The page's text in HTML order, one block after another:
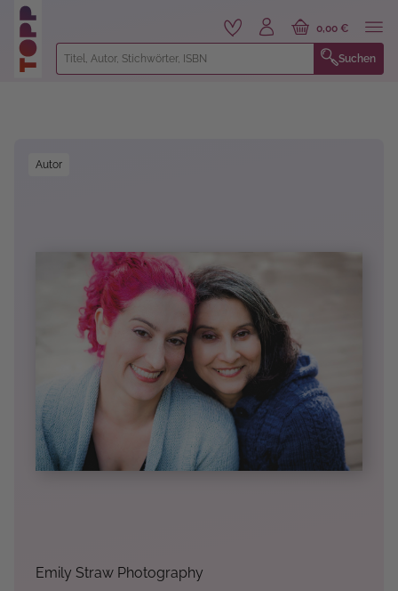
springen
Suchen
0,00 €
Autor
Emily Straw Photography